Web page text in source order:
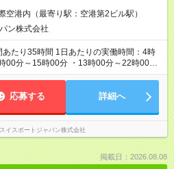
（入社2年目／一般職） ・420万円（入社
円（入社10年目／管理職） 【試用期
期間の長さ：6ヶ月 雇用形態、給与は本
空港内（最寄り駅：空港第2ビル駅）
ン株式会社
たり35時間 1日あたりの実働時間：4時
00分～15時00分 ・13時00分～22時00分
希望休の取得可能（※フライト状況によ
～3日程度希望休の取得可能（※フライト
辺に住むことができる『借上げ社宅制
応募する 詳細へ
スイスポートジャパン株式会社
掲載日：2026.08.08